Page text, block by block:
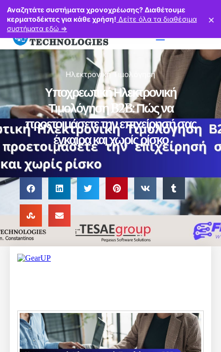
Πόντου 37, Νέα Μεσημβρία Τ.Κ. 57011, Θεσσαλονίκη
2310729873 6974319263
Ηλεκτρονική Τιμολόγηση
Υποχρεωτική Ηλεκτρονική
Τιμολόγηση B2B: Πώς να
προετοιμάσετε την επιχείρησή σας
έγκαιρα και χωρίς ρίσκο
Αναζητάτε συστήματα χρονοχρέωσης? Διαθέτουμε
κερματοδέκτες για κάθε χρήση! Δείτε όλα τα διαθέσιμα
συστήματα εδώ =>
×